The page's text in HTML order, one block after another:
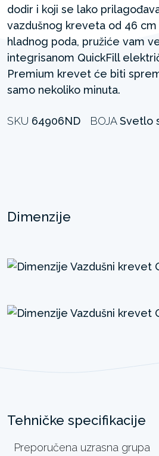
dodir i koji se lako
vazdušnog kreveta od 46 cm
hladnog poda, pružiće vam
integrisanom QuickFill
Premium krevet će biti
samo nekoliko minuta. ​ ​
SKU 64906ND BOJASvetlo
Dimenzije
Tehničke specifikacije
Preporučena uzrasna grupa